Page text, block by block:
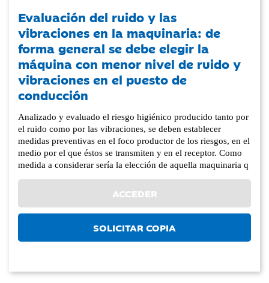
Evaluación del ruido y las
vibraciones en la maquinaria: de
forma general se debe elegir la
máquina con menor nivel de ruido y
vibraciones en el puesto de
conducción
Analizado y evaluado el riesgo higiénico producido tanto por
el ruido como por las vibraciones, se deben establecer
medidas preventivas en el foco productor de los riesgos, en el
medio por el que éstos se transmiten y en el receptor. Como
medida a considerar sería la elección de aquella maquinaria q
ACCEDER
SOLICITAR COPIA